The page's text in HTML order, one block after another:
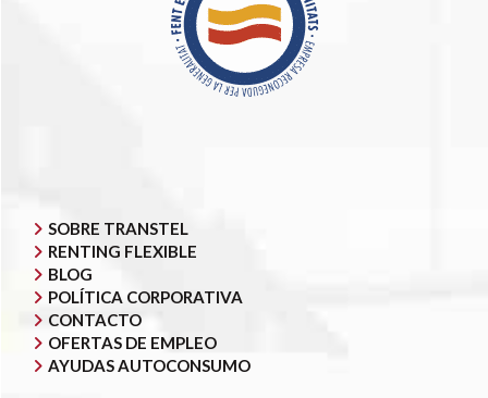
SOBRE TRANSTEL
RENTING FLEXIBLE
BLOG
POLÍTICA CORPORATIVA
CONTACTO
OFERTAS DE EMPLEO
AYUDAS AUTOCONSUMO